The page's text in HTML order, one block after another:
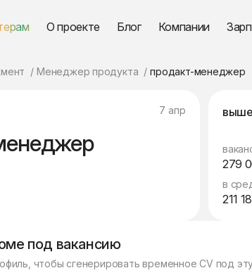
О проекте Блог Компании
Менеджер продукта продакт-менеджер
7 апр
279
в
211
под вакансию
чтобы сгенерировать временное CV под